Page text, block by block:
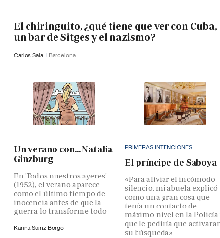
El chiringuito, ¿qué tiene que ver con Cuba,
un bar de Sitges y el nazismo?
Carlos Sala Barcelona
Un verano con... Natalia
Ginzburg
En 'Todos nuestros ayeres'
(1952), el verano aparece
como el último tiempo de
inocencia antes de que la
guerra lo transforme todo
Karina Sainz Borgo
PRIMERAS INTENCIONES
El príncipe de Saboya
«Para aliviar el incómodo
silencio, mi abuela explicó
como una gran cosa que
tenía un contacto de
máximo nivel en la Policía
que le pediría que
su búsqueda»